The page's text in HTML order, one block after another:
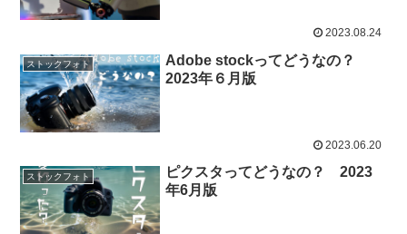
2023.08.24
ストックフォト
Adobe stockってどうなの？
2023年６月版
2023.06.20
ストックフォト
ピクスタってどうなの？ 2023
年6月版